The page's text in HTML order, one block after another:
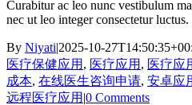
Curabitur ac leo nunc vestibulum
nec ut leo integer consectetur luctus.
By Niyati|2025-10-
医疗保健应用 , 医疗应用 , 医疗应
成本, 在线医生咨询申请, 安卓应
远程医疗应用 |0 Comments